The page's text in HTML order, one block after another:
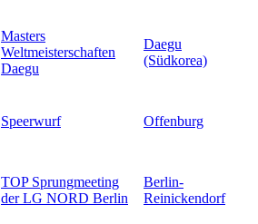
Masters
Weltmeisterschaften
Daegu
Daegu
(Südkorea)
Speerwurf Offenburg
TOP Sprungmeeting
der LG NORD Berlin
Berlin-
Reinickendorf